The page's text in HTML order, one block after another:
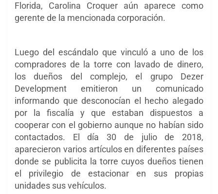
Florida, Carolina Croquer aún aparece como
gerente de la mencionada corporación.
Luego del escándalo que vinculó a uno de los
compradores de la torre con lavado de dinero,
los dueños del complejo, el grupo Dezer
Development emitieron un comunicado
informando que desconocían el hecho alegado
por la fiscalía y que estaban dispuestos a
cooperar con el gobierno aunque no habían sido
contactados. El día 30 de julio de 2018,
aparecieron varios artículos en diferentes países
donde se publicita la torre cuyos dueños tienen
el privilegio de estacionar en sus propias
unidades sus vehículos.